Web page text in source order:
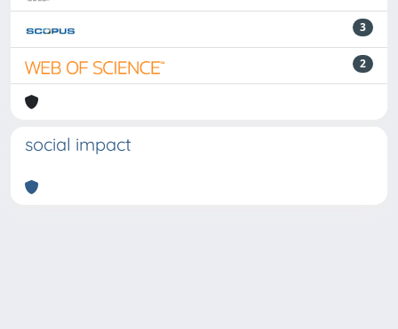
3
2
social impact